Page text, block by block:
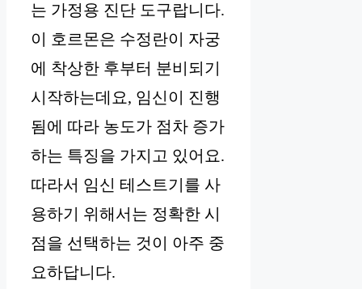
는 가정용 진단 도구랍니다.
이 호르몬은 수정란이 자궁
에 착상한 후부터 분비되기
시작하는데요, 임신이 진행
됨에 따라 농도가 점차 증가
하는 특징을 가지고 있어요.
따라서 임신 테스트기를 사
용하기 위해서는 정확한 시
점을 선택하는 것이 아주 중
요하답니다.